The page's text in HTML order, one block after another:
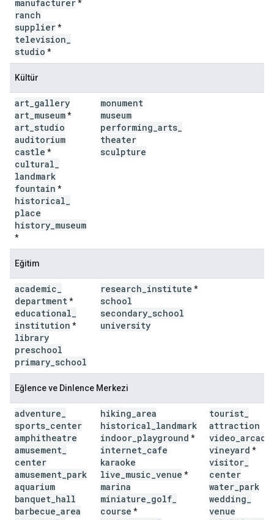
manufacturer*
ranch
supplier*
television
studio *
Kültür
art gallery
art museum*
art studio
auditorium
castle *
cultural
landmark
fountain *
historical
place
history museum
*
monument
museum
performing arts
theater
sculpture
Eğitim
academic
department*
educational
institution *
library
preschool
primary school
research institute *
school
secondary school
university
Eğlence ve Dinlence Merkezi
adventure
sports center
amphitheatre
amusement
center
amusement park
aquarium
banquet hall
barbecue area
hiking area
historical landmark
indoor playground *
internet cafe
karaoke
live music venue *
marina
miniature golf
course *
tourist
attraction
video arcade
vineyard *
visitor
center
water park
wedding
venue